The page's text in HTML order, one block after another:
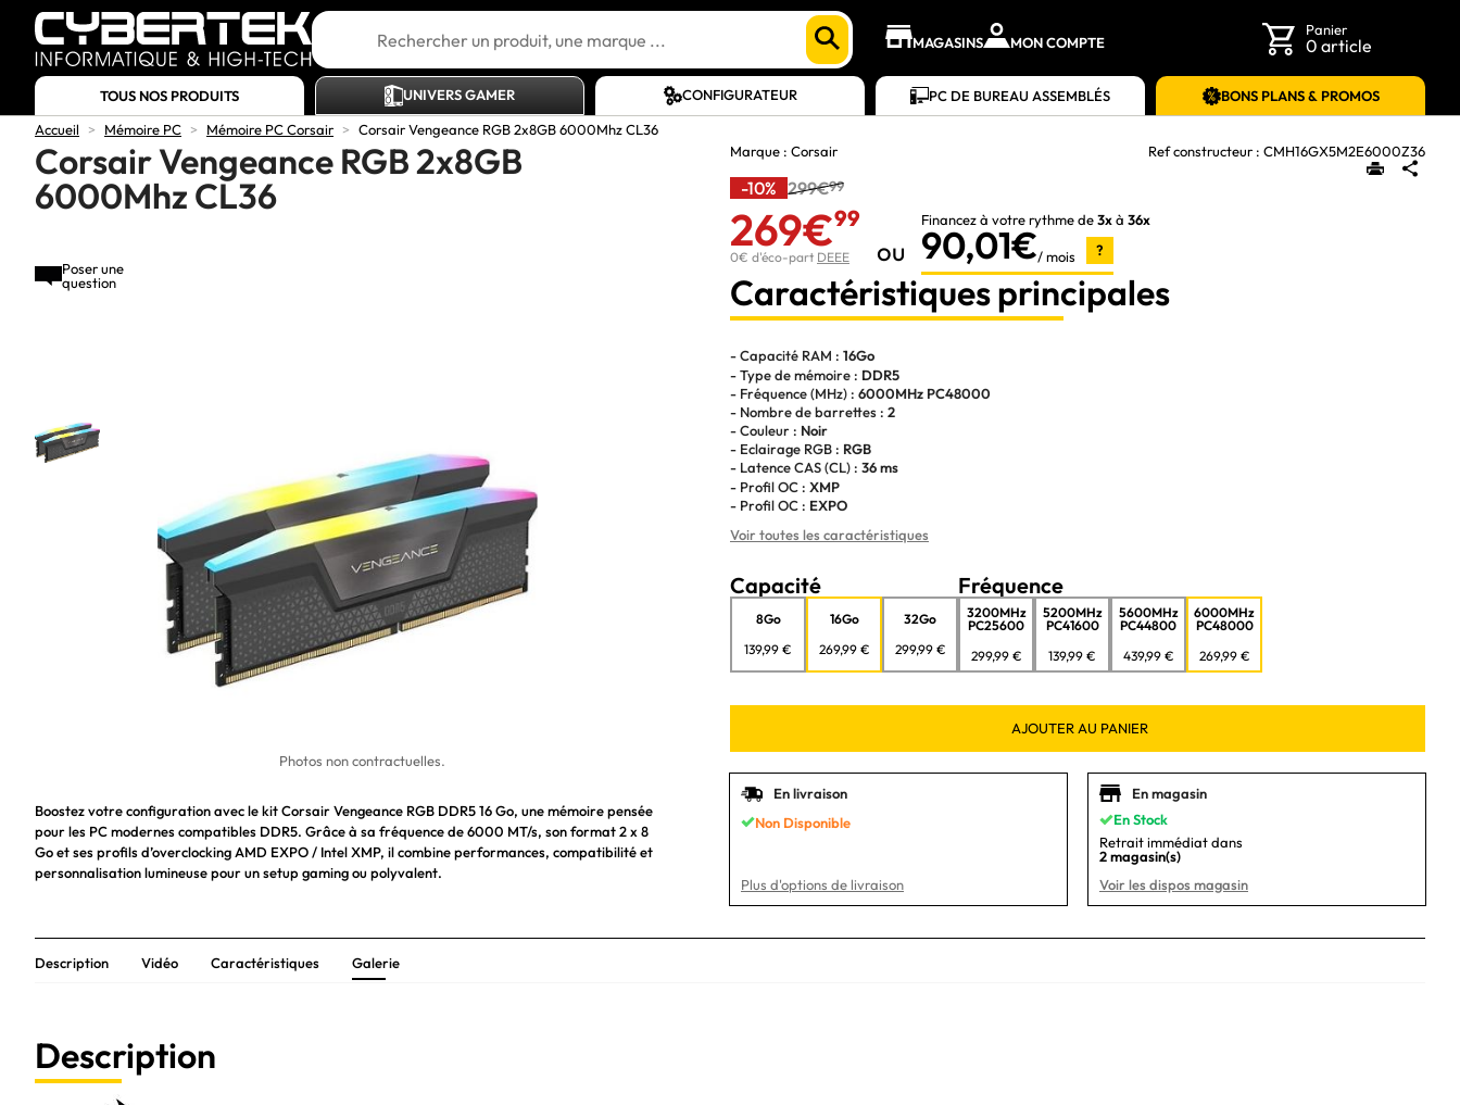
MAGASINS MON COMPTE
Panier
0 article
TOUS NOS PRODUITS UNIVERS GAMER CONFIGURATEUR PC DE BUREAU ASSEMBLÉS
BONS PLANS & PROMOS
Accueil
> Mémoire PC > Mémoire PC Corsair > Corsair Vengeance RGB 2x8GB 6000Mhz CL36
Corsair Vengeance RGB 2x8GB
6000Mhz CL36
Poser une
question
Photos non contractuelles.
Boostez votre configuration avec le kit Corsair Vengeance RGB DDR5 16 Go, une mémoire pensée
pour les PC modernes compatibles DDR5. Grâce à sa fréquence de 6000 MT/s, son format 2 x 8
Go et ses profils d’overclocking AMD EXPO / Intel XMP, il combine performances, compatibilité et
personnalisation lumineuse pour un setup gaming ou polyvalent.
Marque : Corsair Ref constructeur : CMH16GX5M2E6000Z36
-10% 299€99
269€99
0€ d'éco-part DEEE ou
Financez à votre rythme de3xà 36x
90,01€/ mois ?
Caractéristiques principales
- Capacité RAM : 16Go
- Type de mémoire : DDR5
- Fréquence (MHz) : 6000MHz PC48000
- Nombre de barrettes : 2
- Couleur : Noir
- Eclairage RGB : RGB
- Latence CAS (CL) : 36 ms
- Profil OC : XMP
- Profil OC : EXPO
Voir toutes les caractéristiques
Capacité
8Go
139,99 €
16Go
269,99 €
32Go
299,99 €
Fréquence
3200MHz
PC25600
299,99 €
5200MHz
PC41600
139,99 €
5600MHz
PC44800
439,99 €
6000MHz
PC48000
269,99 €
AJOUTER AU PANIER
En livraison
Non Disponible
Plus d'options de livraison
En magasin
En Stock
Retrait immédiat dans
2 magasin(s)
Voir les dispos magasin
Description Vidéo Caractéristiques Galerie
Description